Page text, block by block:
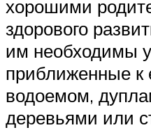
хорошими
здорового
им необходимы
приближенные к
водоемом,
деревьями или